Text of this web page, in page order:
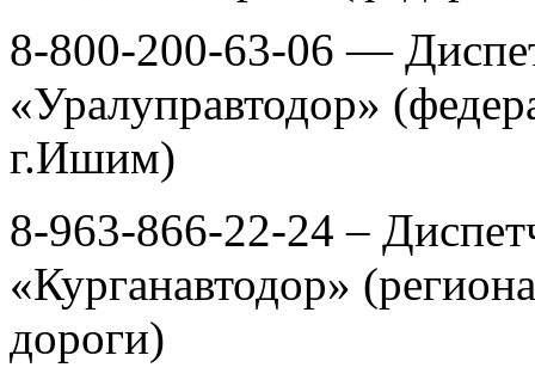
8-800-200-63-06 —
«Уралуправтодор»
г.Ишим)
8-963-866-22-24 –
«Курганавтодор»
дороги)